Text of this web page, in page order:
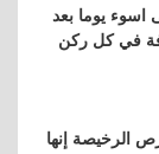
اسوء يوما بعد
في كل ركن
الرخيصة إنها